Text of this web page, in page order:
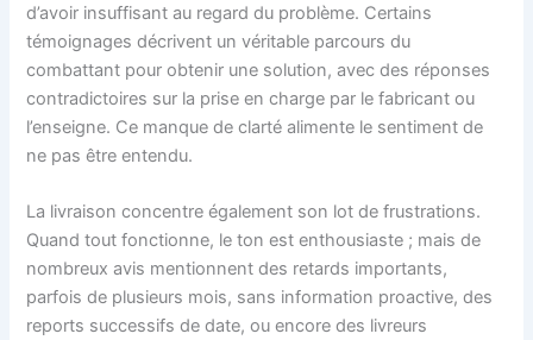
d’avoir insuffisant au regard du problème. Certains
témoignages décrivent un véritable parcours du
combattant pour obtenir une solution, avec des réponses
contradictoires sur la prise en charge par le fabricant ou
l’enseigne. Ce manque de clarté alimente le sentiment de
ne pas être entendu.
La livraison concentre également son lot de frustrations.
Quand tout fonctionne, le ton est enthousiaste ; mais de
nombreux avis mentionnent des retards importants,
parfois de plusieurs mois, sans information proactive, des
reports successifs de date, ou encore des livreurs